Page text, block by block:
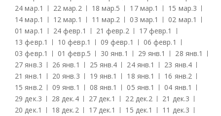
24 мар.1 22 мар.2 18 мар.5 17 мар.1 15 мар.3
14 мар.1 12 мар.1 11 мар.2 03 мар.1 02 мар.1
01 мар.1 24 февр.1 21 февр.2 17 февр.1
13 февр.1 10 февр.1 09 февр.1 06 февр.1
03 февр.1 01 февр.5 30 янв.1 29 янв.1 28 янв.1
27 янв.3 26 янв.1 25 янв.4 24 янв.1 23 янв.4
21 янв.1 20 янв.3 19 янв.1 18 янв.1 16 янв.2
15 янв.2 09 янв.1 08 янв.1 05 янв.1 04 янв.1
29 дек.3 28 дек.4 27 дек.1 22 дек.2 21 дек.3
20 дек.1 18 дек.2 17 дек.1 15 дек.1 11 дек.3